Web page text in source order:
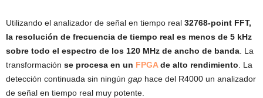
Utilizando el analizador de señal en tiempo real 32768-point FFT,
la resolución de frecuencia de tiempo real es menos de 5 kHz
sobre todo el espectro de los 120 MHz de ancho de banda . La
transformación se procesa en un FPGAde alto rendimiento . La
detección continuada sin ningún gap hace del R4000 un analizador
de señal en tiempo real muy potente.